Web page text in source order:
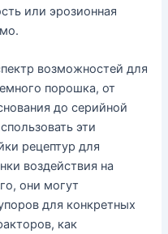
или эрозионная
возможностей для
порошка, от
до серийной
эти
рецептур для
воздействия на
они могут
для конкретных
как